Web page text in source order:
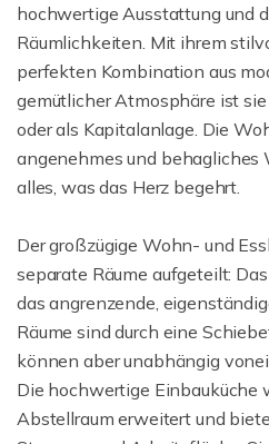
hochwertige Ausstattung und
Räumlichkeiten. Mit ihrem
perfekten Kombination aus
gemütlicher Atmosphäre ist
oder als Kapitalanlage. Die
angenehmes und
alles, was das Herz begehrt.
Der großzügige Wohn- und
separate Räume aufgeteilt:
das angrenzende,
Räume sind durch eine
können aber unabhängig
Die hochwertige Einbauküche
Abstellraum erweitert und